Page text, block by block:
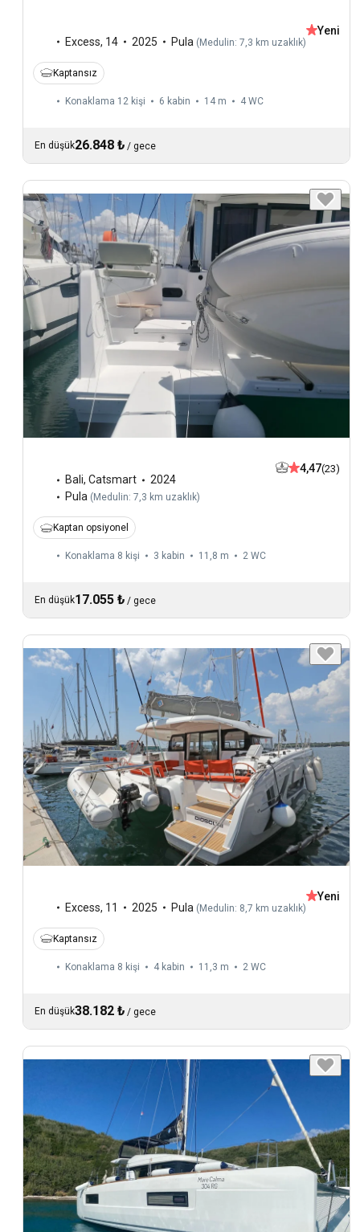
Excess, 14 2025 Pula (Medulin: 7,3 km uzaklık)
Yeni
Kaptansız
Konaklama 12 kişi 6 kabin 14 m 4 WC
En düşük26.848 ₺ / gece
Bali, Catsmart
2024
Pula ( Medulin: 7,3 km uzaklık)
4,47(23)
Kaptan opsiyonel
Konaklama 8 kişi 3 kabin 11,8 m 2 WC
En düşük17.055 ₺ / gece
Excess, 11 2025 Pula (Medulin: 8,7 km uzaklık)
Yeni
Kaptansız
Konaklama 8 kişi 4 kabin 11,3 m 2 WC
En düşük38.182 ₺ / gece